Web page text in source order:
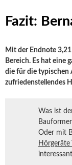
Fazit:
Mit der Endnote
Bereich. Es hat eine
die für die typischen
zufriedenstellendes
Was ist
Oder mit
Hörgeräte